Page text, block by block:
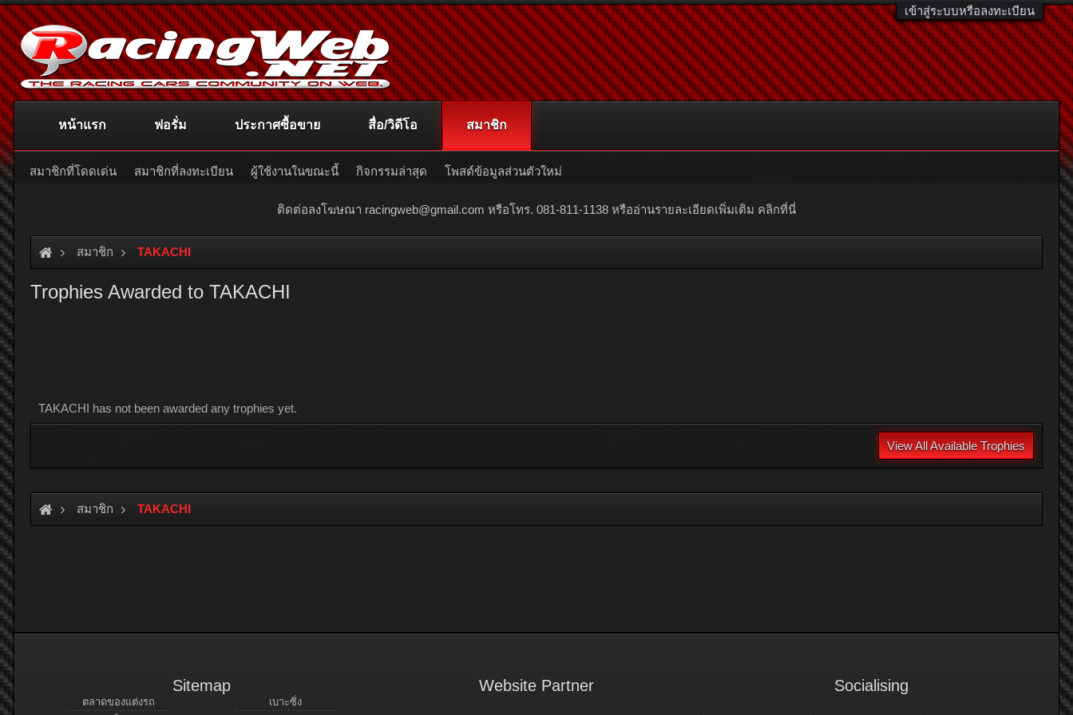
เข้าสู่ระบบหรือลงทะเบียน
ติดต่อลงโฆษณา racingweb@gmail.com หรือโทร. 081-811-1138 หรืออ่านรายละเอียดเพิ่มเติม คลิกที่นี่
สมาชิก TAKACHI
Trophies Awarded to TAKACHI
TAKACHI has not been awarded any trophies yet.
View All Available Trophies
สมาชิก TAKACHI
หน้าแรก ฟอรั่ม ประกาศซื้อขาย สื่อ/วิดีโอ สมาชิก
สมาชิกที่โดดเด่น สมาชิกที่ลงทะเบียน ผู้ใช้งานในขณะนี้ กิจกรรมล่าสุด โพสต์ข้อมูลส่วนตัวใหม่
Sitemap
ตลาดของแต่งรถ
เบาะซิ่ง
Website Partner Socialising